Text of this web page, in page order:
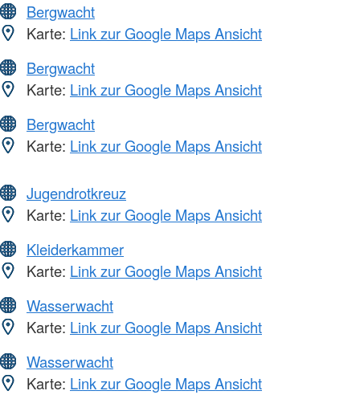
Bergwacht
Karte: Link zur Google Maps Ansicht
Bergwacht
Karte: Link zur Google Maps Ansicht
Bergwacht
Karte: Link zur Google Maps Ansicht
Jugendrotkreuz
Karte: Link zur Google Maps Ansicht
Kleiderkammer
Karte: Link zur Google Maps Ansicht
Wasserwacht
Karte: Link zur Google Maps Ansicht
Wasserwacht
Karte: Link zur Google Maps Ansicht